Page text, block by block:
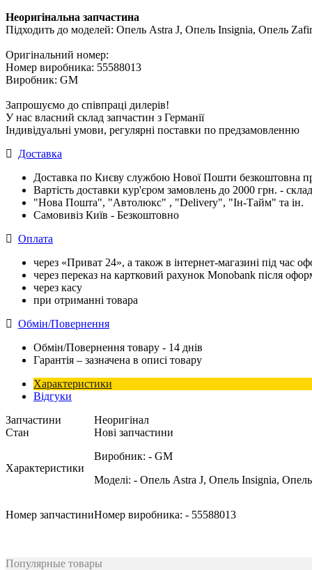
Неоригінальна запчастина
Підходить до моделей: Опель Astra J, Опель Insignia, Опель
Оригінальний номер:
Номер виробника: 55588013
Виробник: GM
Запрошуємо до співпраці дилерів!
У нас власний склад запчастин з Германії
Індивідуальні умови, регулярні поставки по предзамовленню
Доставка
Доставка по Києву службою Нової Пошти безкоштовна
Вартість доставки кур'єром замовлень до 2000 грн. -
"Нова Пошта", "Автолюкс" , "Delivery", "Iн-Тайм" та ін.
Самовивіз Київ - Безкоштовно
Оплата
через «Приват 24», а також в інтернет-магазині під час
через переказ на картковий рахунок Monobank після
через касу
при отриманні товара
Обмін/Повернення
Обмін/Повернення товару - 14 днів
Гарантія – зазначена в описі товару
Характеристики
Відгуки
Запчастини
Неоригінал
Стан
Нові запчастини
Характеристики
Виробник: - GM
Моделі: - Опель Astra J, Опель Insignia,
Номер запчастиниНомер виробника: - 55588013
Популярные товары